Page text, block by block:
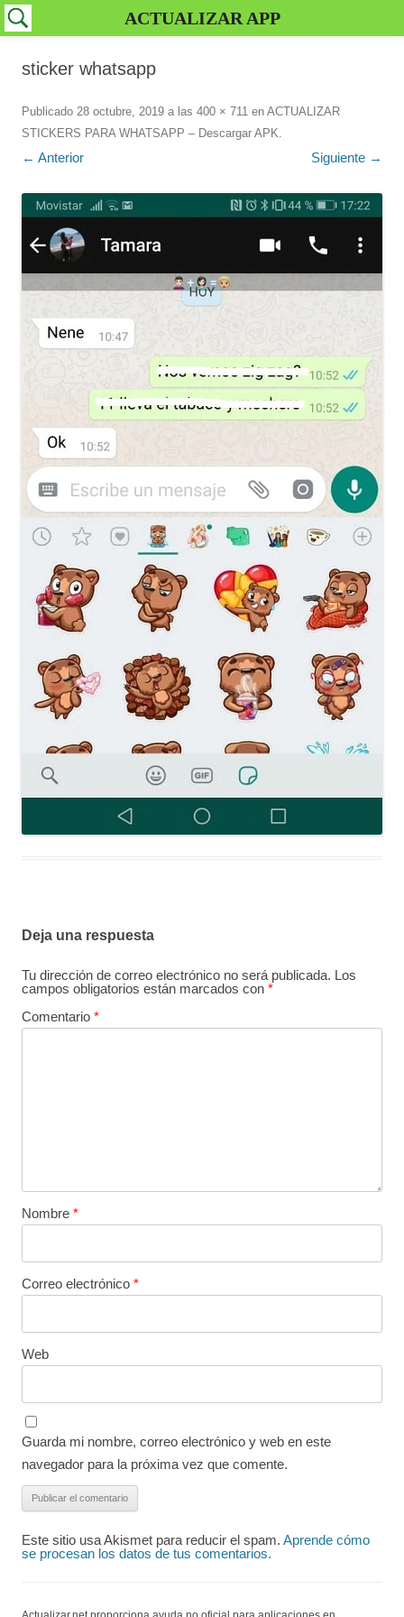
sticker whatsapp
Publicado 28 octubre, 2019 a las 400 × 711 en ACTUALIZAR
STICKERS PARA WHATSAPP – Descargar APK.
← Anterior Siguiente →
Deja una respuesta
Tu dirección de correo electrónico no será publicada. Los
campos obligatorios están marcados con *
Comentario *
Nombre *
Correo electrónico *
Web
Guarda mi nombre, correo electrónico y web en este
navegador para la próxima vez que comente.
Este sitio usa Akismet para reducir el spam. Aprende cómo
se procesan los datos de tus comentarios.
ACTUALIZAR APP